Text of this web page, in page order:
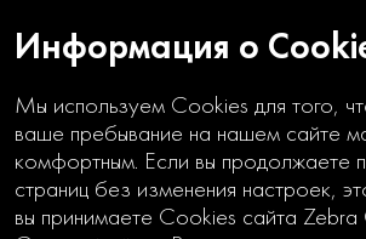
Информация о
Мы используем Cookies для того,
ваше пребывание на нашем сайте
комфортным. Если вы продолжаете
страниц без изменения настроек,
вы принимаете Cookies сайта